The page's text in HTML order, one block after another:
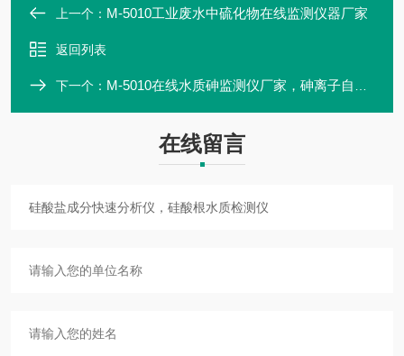
上一个： M-5010工业废水中硫化物在线监测仪器厂家
返回列表
下一个： M-5010在线水质砷监测仪厂家，砷离子自动分析仪
在线留言